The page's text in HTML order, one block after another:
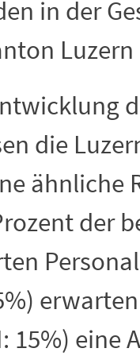
in der
die
ähnliche
der
15%) eine